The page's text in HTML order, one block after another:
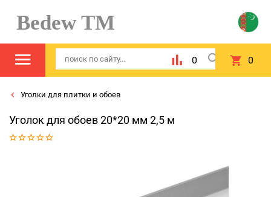
Bedew TM
0 0
Уголки для плитки и обоев
Уголок для обоев 20*20 мм 2,5 м